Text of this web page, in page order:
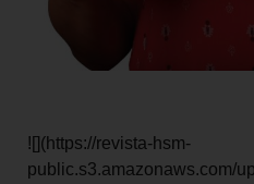
![](https://revista-hsm-
public.s3.amazonaws.com/